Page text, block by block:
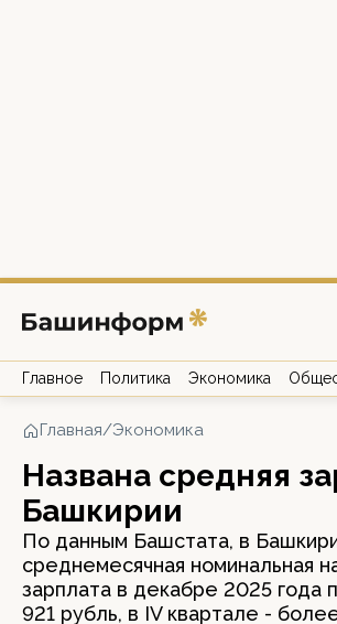
Главное Политика Экономика
Главная/Экономика
Названа средняя
Башкирии
По данным Башстата, в
среднемесячная номинальная
зарплата в декабре 2025 года
921 рубль, в IV квартале -